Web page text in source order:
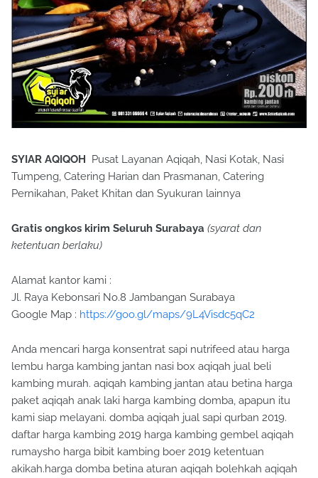
SYIAR AQIQOH Pusat Layanan Aqiqah, Nasi Kotak, Nasi
Tumpeng, Catering Harian dan Prasmanan, Catering
Pernikahan, Paket Khitan dan Syukuran lainnya
Gratis ongkos kirim Seluruh Surabaya (syarat dan
ketentuan berlaku)
Alamat kantor kami :
Jl. Raya Kebonsari No.8 Jambangan Surabaya
Google Map : https://goo.gl/maps/9L4Visdc5qC2
Anda mencari harga konsentrat sapi nutrifeed atau harga
lembu harga kambing jantan nasi box aqiqah jual beli
kambing murah. aqiqah kambing jantan atau betina harga
paket aqiqah anak laki harga kambing domba, apapun itu
kami siap melayani. domba aqiqah jual sapi qurban 2019.
daftar harga kambing 2019 harga kambing gembel aqiqah
rumaysho harga bibit kambing boer 2019 ketentuan
akikah.harga domba betina aturan aqiqah bolehkah aqiqah